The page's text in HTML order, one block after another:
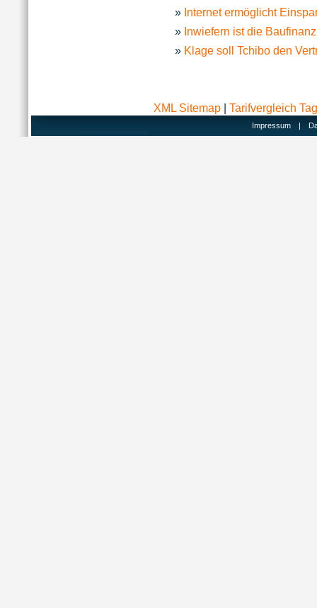
Internet ermöglicht
Inwiefern ist die
Klage soll Tchibo den
XML Sitemap | Tarifvergleich
Impressum |